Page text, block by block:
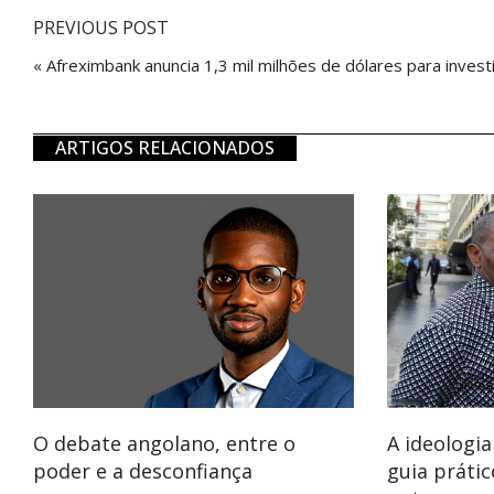
PREVIOUS POST
« Afreximbank anuncia 1,3 mil milhões de dólares para
ARTIGOS RELACIONADOS
O debate angolano, entre o
poder e a desconfiança
A
guia